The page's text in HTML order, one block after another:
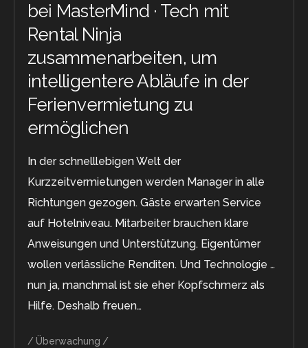
bei MasterMind · Tech mit
Rental Ninja
zusammenarbeiten, um
intelligentere Abläufe in der
Ferienvermietung zu
ermöglichen
In der schnelllebigen Welt der
Kurzzeitvermietungen werden Manager in alle
Richtungen gezogen. Gäste erwarten Service
auf Hotelniveau. Mitarbeiter brauchen klare
Anweisungen und Unterstützung. Eigentümer
wollen verlässliche Renditen. Und Technologie …
nun ja, manchmal ist sie eher Kopfschmerz als
Hilfe. Deshalb freuen…
Überwachung